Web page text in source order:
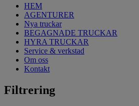
HEM
AGENTURER
Nya truckar
BEGAGNADE TRUCKAR
HYRA TRUCKAR
Service & verkstad
Om oss
Kontakt
Filtrering